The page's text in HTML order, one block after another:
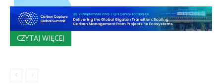
CZYTAJ WIĘCEJ